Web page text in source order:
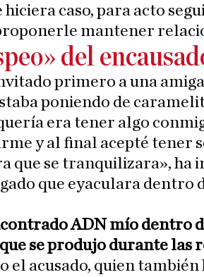
caso, para acto
mantener
del
primero a una amiga
poniendo de
era tener algo
y al final acepté tener
que se tranquilizara», ha
que eyaculara dentro
ADN mío dentro
se produjo durante las
el acusado, quien también